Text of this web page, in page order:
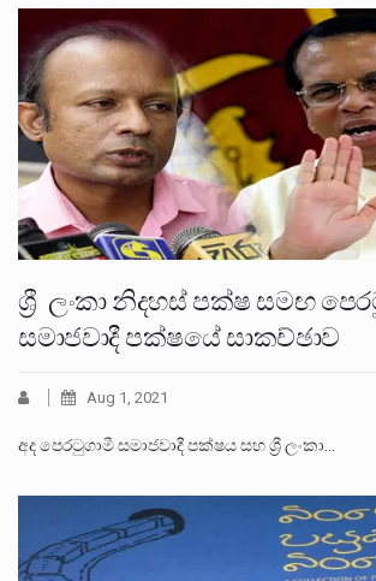
ශ්‍රී ලංකා නිදහස් පක්ෂ සමඟ
සමාජවාදී පක්ෂයේ සාකච්ඡාව
Aug 1, 2021
අද පෙරටුගාමී සමාජවාදී පක්ෂය සහ ශ්‍රී ලංකා…